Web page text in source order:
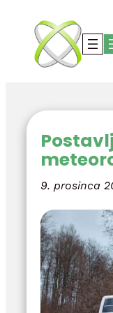
sadržaja
9. prosinca